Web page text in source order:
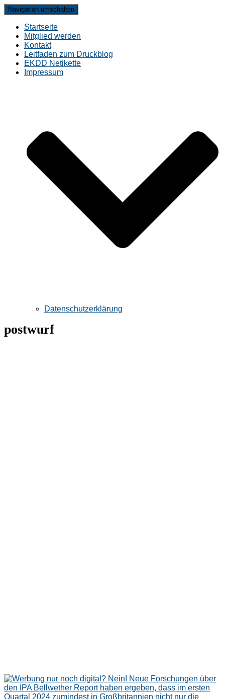
Navigation umschalten
Startseite
Mitglied werden
Kontakt
Leitfaden zum Druckblog
EKDD Netikette
Impressum
Datenschutzerklärung
postwurf